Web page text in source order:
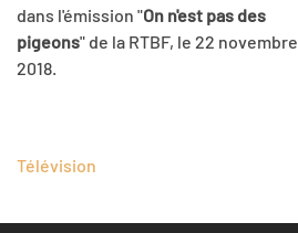
dans l'émission "On n'est pas des
pigeons" de la RTBF, le 22 novembre
2018.
Télévision